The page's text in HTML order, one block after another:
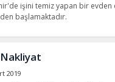
işini temiz yapan bir
başlamaktadır.
Nakliyat
2019